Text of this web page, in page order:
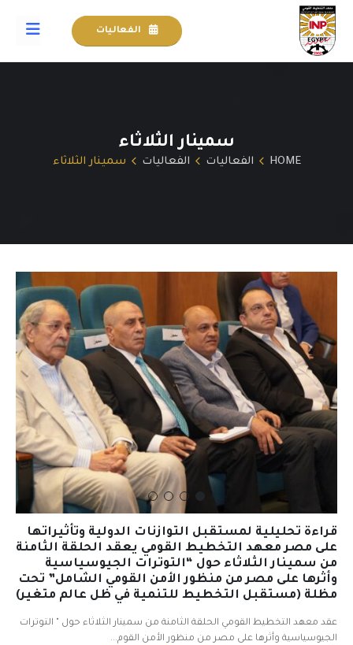
الفعاليات
سمينار الثلاثاء
HOME الفعاليات الفعاليات سمينار الثلاثاء
قراءة تحليلية لمستقبل التوازنات الدولية وتأثيراتها
على مصر معهد التخطيط القومي يعقد الحلقة الثامنة
من سمينار الثلاثاء حول “التوترات الجيوسياسية
وأثرها على مصر من منظور الأمن القومي الشامل” تحت
مظلة (مستقبل التخطيط للتنمية في ظل عالم متغير)
عقد معهد التخطيط القومي الحلقة الثامنة من سمينار الثلاثاء حول " التوترات
الجيوسياسية وأثرها على مصر من منظور الأمن القوم...